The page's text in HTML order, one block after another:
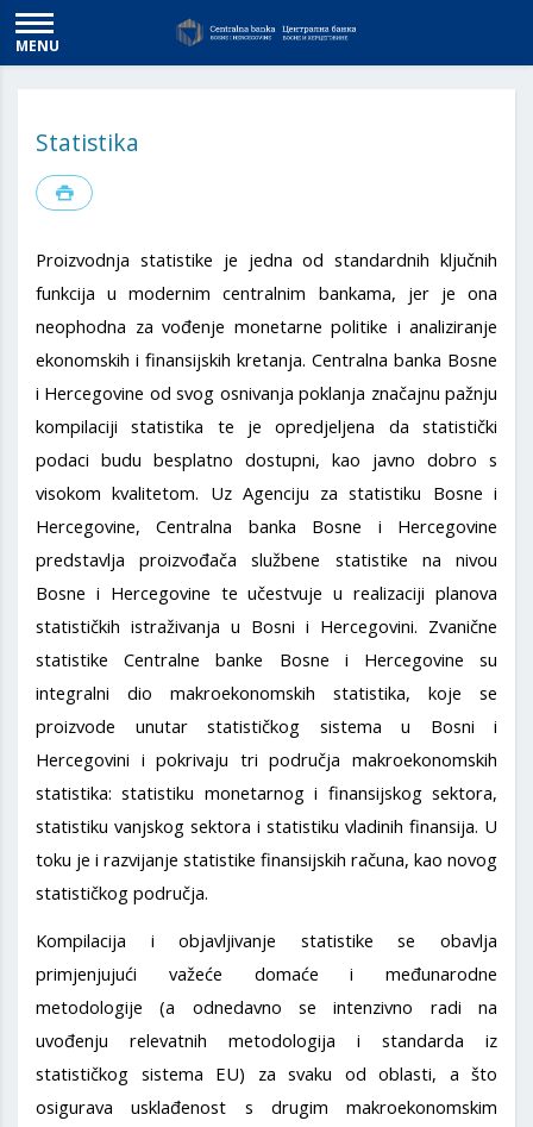
MENU
Statistika
Proizvodnja statistike je jedna od standardnih ključnih
funkcija u modernim centralnim bankama, jer je ona
neophodna za vođenje monetarne politike i analiziranje
ekonomskih i finansijskih kretanja. Centralna banka Bosne
i Hercegovine od svog osnivanja poklanja značajnu pažnju
kompilaciji statistika te je opredjeljena da statistički
podaci budu besplatno dostupni, kao javno dobro s
visokom kvalitetom. Uz Agenciju za statistiku Bosne i
Hercegovine, Centralna banka Bosne i Hercegovine
predstavlja proizvođača službene statistike na nivou
Bosne i Hercegovine te učestvuje u realizaciji planova
statističkih istraživanja u Bosni i Hercegovini. Zvanične
statistike Centralne banke Bosne i Hercegovine su
integralni dio makroekonomskih statistika, koje se
proizvode unutar statističkog sistema u Bosni i
Hercegovini i pokrivaju tri područja makroekonomskih
statistika: statistiku monetarnog i finansijskog sektora,
statistiku vanjskog sektora i statistiku vladinih finansija. U
toku je i razvijanje statistike finansijskih računa, kao novog
statističkog područja.
Kompilacija i objavljivanje statistike se obavlja
primjenjujući važeće domaće i međunarodne
metodologije (a odnedavno se intenzivno radi na
uvođenju relevatnih metodologija i standarda iz
statističkog sistema EU) za svaku od oblasti, a što
osigurava usklađenost s drugim makroekonomskim